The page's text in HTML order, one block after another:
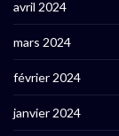
avril 2024
mars 2024
février 2024
janvier 2024